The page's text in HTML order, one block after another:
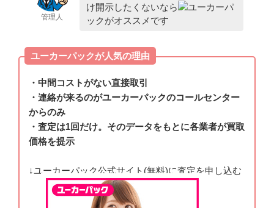
管理人
け開示したくないなら
ユーカーパ
ックがオススメです
ユーカーパックが人気の理由
・中間コストがない直接取引
・連絡が来るのがユーカーパックのコールセンター
からのみ
・査定は1回だけ。そのデータをもとに各業者が買取
価格を提示
↓ユーカーパック公式サイト(無料)に査定を申し込む